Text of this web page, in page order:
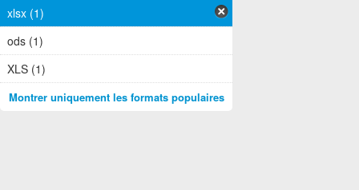
xlsx (1)
ods (1)
XLS (1)
Montrer uniquement les formats populaires